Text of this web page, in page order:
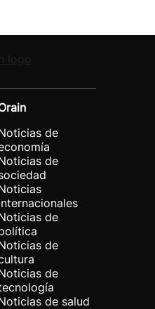
de
de
de
de
de
de salud